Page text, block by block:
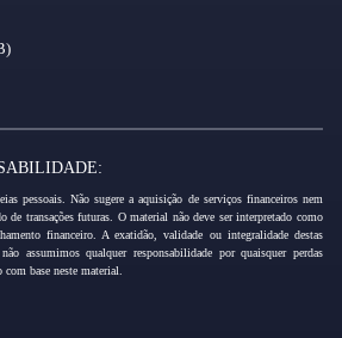
pessoais. Não sugere a aquisição de serviços financeiros nem
de transações futuras. O material não deve ser interpretado como
financeiro. A exatidão, validade ou integralidade destas
assumimos qualquer responsabilidade por quaisquer perdas
base neste material.